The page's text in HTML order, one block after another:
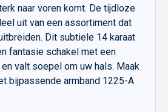
naar voren komt. De tijdloze
uit van een assortiment dat
Dit subtiele 14 karaat
fantasie schakel met een
valt soepel om uw hals. Maak
bijpassende armband 1225-A